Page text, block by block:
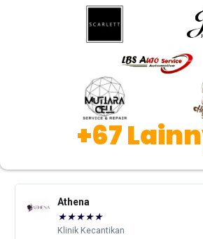
+67
Athena
★★★★★
Klinik Kecantikan